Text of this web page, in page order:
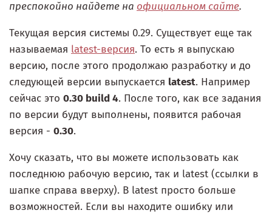
преспокойно найдете на официальном сайте.
Текущая версия системы 0.29. Существует еще так
называемая latest-версия. То есть я выпускаю
версию, после этого продолжаю разработку и до
следующей версии выпускается latest. Например
сейчас это 0.30 build 4. После того, как все задания
по версии будут выполнены, появится рабочая
версия - 0.30.
Хочу сказать, что вы можете использовать как
последнюю рабочую версию, так и latest (ссылки в
шапке справа вверху). В latest просто больше
возможностей. Если вы находите ошибку или